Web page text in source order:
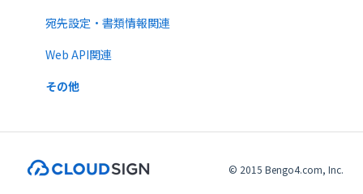
宛先設定・書類情報関連
Web API関連
その他
© 2015 Bengo4.com, Inc.